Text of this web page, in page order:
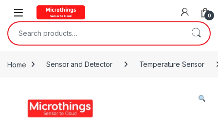
Open 0
Search for:
Home Sensor and Detector Temperature Sensor